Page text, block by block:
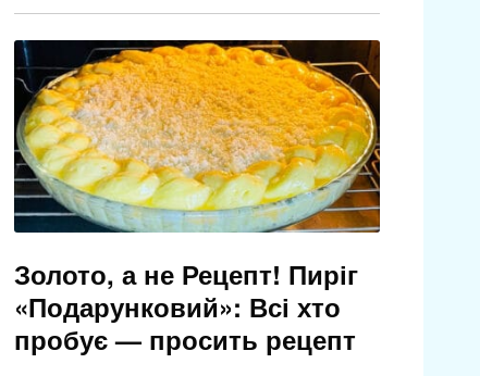
Золото, а не Рецепт! Пиріг
«Подарунковий»: Всі хто
пробує — просить рецепт